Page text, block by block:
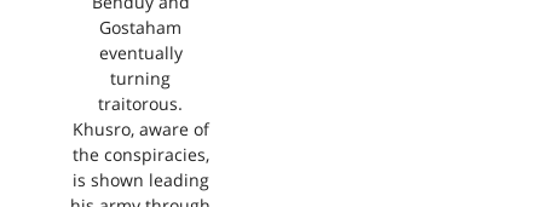
Gostaham
eventually
turning
traitorous.
Khusro, aware of
the conspiracies,
is shown leading